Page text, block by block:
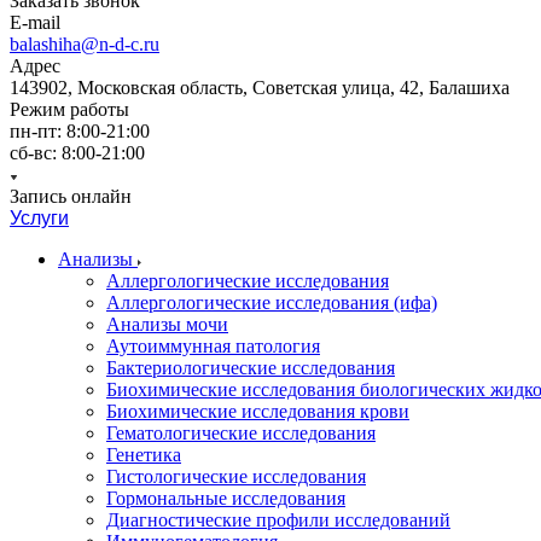
E-mail
balashiha@n-d-c.ru
Адрес
143902, Московская область, Советская улица, 42, Балашиха
Режим работы
пн-пт: 8:00-21:00
сб-вс: 8:00-21:00
Запись онлайн
Услуги
Анализы
Аллергологические исследования
Аллергологические исследования (ифа)
Анализы мочи
Аутоиммунная патология
Бактериологические исследования
Биохимические исследования биологических
Биохимические исследования крови
Гематологические исследования
Генетика
Гистологические исследования
Гормональные исследования
Диагностические профили исследований